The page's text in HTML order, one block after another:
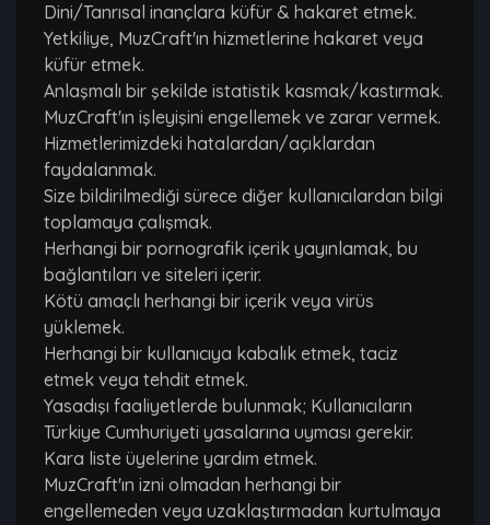
Dini/Tanrısal inançlara küfür & hakaret etmek.
Yetkiliye, MuzCraft'ın hizmetlerine hakaret veya
küfür etmek.
Anlaşmalı bir şekilde istatistik kasmak/kastırmak.
MuzCraft'ın işleyişini engellemek ve zarar vermek.
Hizmetlerimizdeki hatalardan/açıklardan
faydalanmak.
Size bildirilmediği sürece diğer kullanıcılardan bilgi
toplamaya çalışmak.
Herhangi bir pornografik içerik yayınlamak, bu
bağlantıları ve siteleri içerir.
Kötü amaçlı herhangi bir içerik veya virüs
yüklemek.
Herhangi bir kullanıcıya kabalık etmek, taciz
etmek veya tehdit etmek.
Yasadışı faaliyetlerde bulunmak; Kullanıcıların
Türkiye Cumhuriyeti yasalarına uyması gerekir.
Kara liste üyelerine yardım etmek.
MuzCraft'ın izni olmadan herhangi bir
engellemeden veya uzaklaştırmadan kurtulmaya